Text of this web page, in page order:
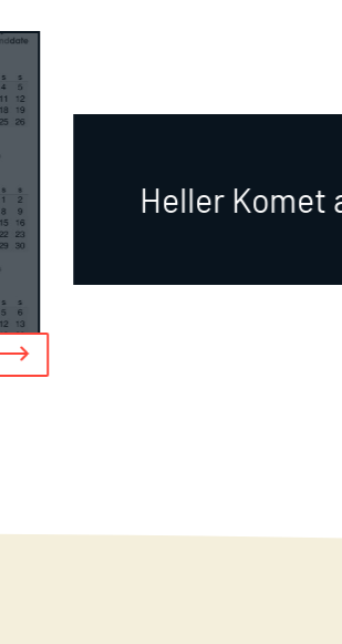
Heller Komet